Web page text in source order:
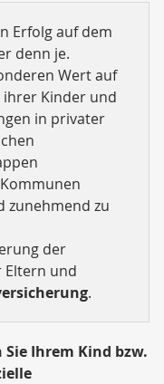
Erfolg auf dem
denn je.
Wert auf
Kinder und
in privater
zunehmend zu
der
und
.
Ihrem Kind bzw.